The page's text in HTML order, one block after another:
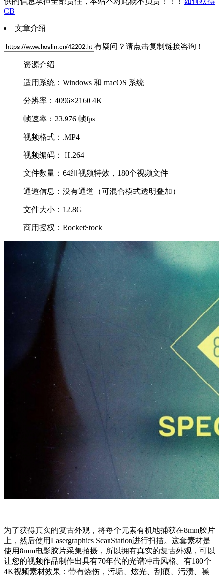
CB
文章介绍
有疑问？请点击复制链接咨询！
资源介绍
适用系统：Windows 和 macOS 系统
分辨率：4096×2160 4K
帧速率：23.976 帧fps
视频格式：.MP4
视频编码： H.264
文件数量：64组视频特效，180个视频文件
通道信息：没有通道（可混合模式透明叠加）
文件大小：12.8G
商用授权：RocketStock
为了获得真实的复古外观，将每个元素有机地捕获在8mm胶片
上，然后使用Lasergraphics ScanStation进行扫描。这套素材是
使用8mm电影胶片采集拍摄，所以拥有真实的复古外观，可以
让您的视频作品制作出具有70年代的光谱冲击风格。有180个
4K视频素材效果：带有烧伤，污垢、炫光、刮痕、污渍、噪